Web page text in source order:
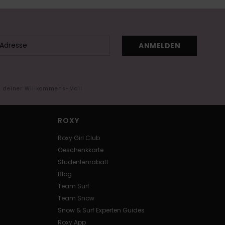
ANMELDEN
Willkommens-Mail
ROXY
Roxy Girl Club
Geschenkkarte
Studentenrabatt
Blog
Team Surf
Team Snow
Snow & Surf Experten Guides
Roxy App